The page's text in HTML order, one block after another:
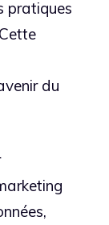
pratiques
du